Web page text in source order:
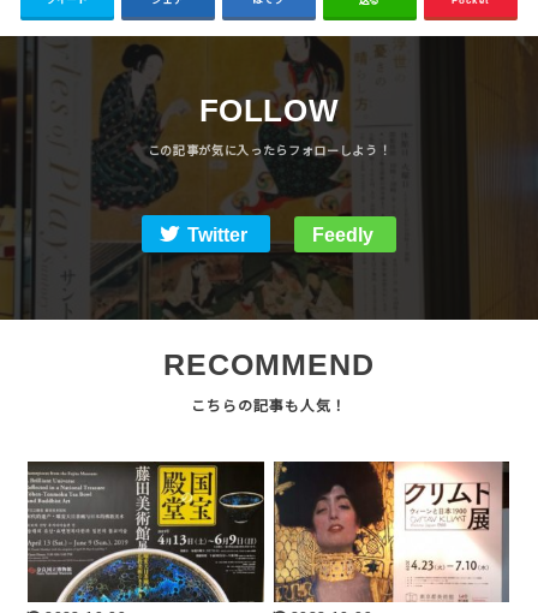
FOLLOW
Twitter Feedly
RECOMMEND